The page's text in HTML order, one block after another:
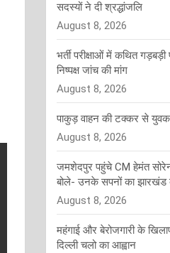
सदस्यों ने दी श्रद्धांजलि
August 8, 2026
भर्ती परीक्षाओं में कथित
निष्पक्ष जांच की मांग
August 8, 2026
पाकुड़ वाहन की टक्कर से युवक
August 8, 2026
जमशेदपुर पहुंचे CM हेमंत सोरेन,
बोले- उनके सपनों का
August 8, 2026
महंगाई और बेरोजगारी के
दिल्ली चलो का आह्वान